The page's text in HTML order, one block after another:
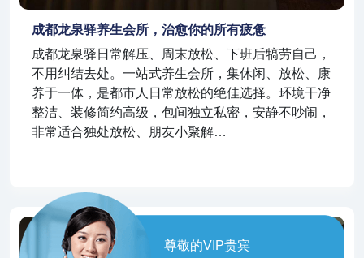
尊敬的VIP贵宾
成都龙泉驿养生会所，治愈你的所有疲惫
成都龙泉驿日常解压、周末放松、下班后犒劳自己，
不用纠结去处。一站式养生会所，集休闲、放松、康
养于一体，是都市人日常放松的绝佳选择。环境干净
整洁、装修简约高级，包间独立私密，安静不吵闹，
非常适合独处放松、朋友小聚解…